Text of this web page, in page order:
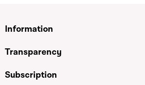
Information
Transparency
Subscription